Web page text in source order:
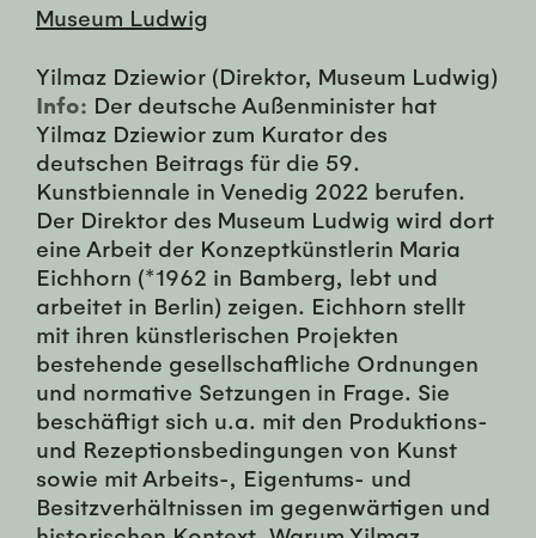
Museum Ludwig
Yilmaz Dziewior (Direktor, Museum Ludwig)
Info: Der deutsche Außenminister hat
Yilmaz Dziewior zum Kurator des
deutschen Beitrags für die 59.
Kunstbiennale in Venedig 2022 berufen.
Der Direktor des Museum Ludwig wird dort
eine Arbeit der Konzeptkünstlerin Maria
Eichhorn (*1962 in Bamberg, lebt und
arbeitet in Berlin) zeigen. Eichhorn stellt
mit ihren künstlerischen Projekten
bestehende gesellschaftliche Ordnungen
und normative Setzungen in Frage. Sie
beschäftigt sich u.a. mit den Produktions-
und Rezeptionsbedingungen von Kunst
sowie mit Arbeits-, Eigentums- und
Besitzverhältnissen im gegenwärtigen und